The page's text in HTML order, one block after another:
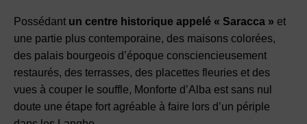
Possédant un centre historique appelé « Saracca » et
une partie plus contemporaine, des maisons colorées,
des palais bourgeois d’époque consciencieusement
restaurés, des terrasses, des placettes fleuries et des
vues à couper le souffle, Monforte d’Alba est sans nul
doute une étape fort agréable à faire lors d’un périple